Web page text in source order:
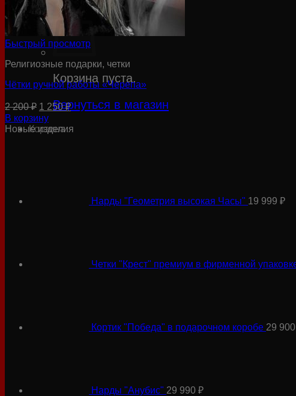
Корзина / ₽
Корзина пуста.
Вернуться в магазин
Корзина
Быстрый просмотр
Религиозные подарки, четки
Чётки ручной работы «Черепа»
2 200₽ Первоначальная
цена
составляла
2
1 250₽Текущая
1
В корзину
Новые изделия
Нарды "Геометрия высокая Часы" 19 999 ₽
Четки "Крест" премиум в фирменной
Кортик "Победа" в подарочном коробе 29 900
Нарды "Анубис" 29 990 ₽